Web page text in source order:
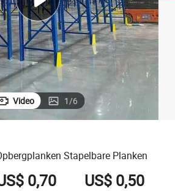
Video 1/6
Stapelbare Planken
0,70 US$ 0,50